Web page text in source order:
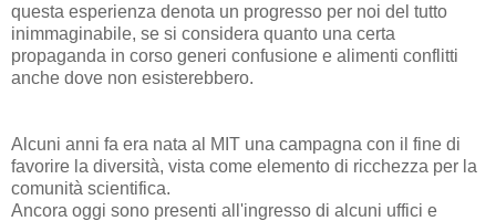
questa esperienza denota un progresso per noi del tutto
inimmaginabile, se si considera quanto una certa
propaganda in corso generi confusione e alimenti conflitti
anche dove non esisterebbero.
Alcuni anni fa era nata al MIT una campagna con il fine di
favorire la diversità, vista come elemento di ricchezza per la
comunità scientifica.
Ancora oggi sono presenti all'ingresso di alcuni uffici e